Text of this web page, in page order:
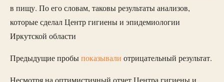
в пищу. По его словам, таковы результаты анализов,
которые сделал Центр гигиены и эпидемиологии
Иркутской области
Предыдущие пробыпоказывали отрицательный результат.